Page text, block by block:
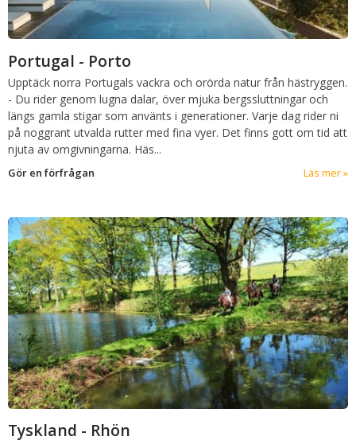
Portugal - Porto
Upptäck norra Portugals vackra och orörda natur från hästryggen.
- Du rider genom lugna dalar, över mjuka bergssluttningar och
längs gamla stigar som använts i generationer. Varje dag rider ni
på noggrant utvalda rutter med fina vyer. Det finns gott om tid att
njuta av omgivningarna. Häs...
Gör en förfrågan Läs mer
Tyskland - Rhön